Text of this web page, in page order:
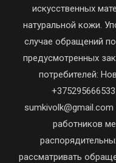
искусственных
натуральной кожи.
случае обращений
предусмотренных
потребителей:
работников
рассматривать